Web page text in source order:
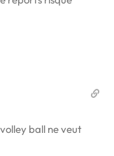
ball ne veut